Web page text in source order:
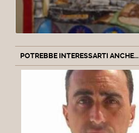
POTREBBE INTERESSARTI ANCHE...